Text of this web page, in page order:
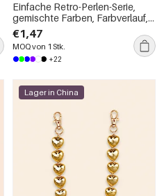
Einfache Retro-Perlen-Serie,
gemischte Farben, Farbverlauf,
Acryl-Handy- und Taschenkette
€1,47
MOQ von 1 Stk.
+22
Lager in China